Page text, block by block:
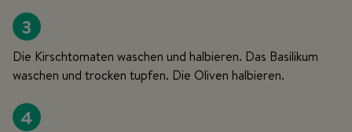
3
Die Kirschtomaten waschen und halbieren. Das Basilikum
waschen und trocken tupfen. Die Oliven halbieren.
4